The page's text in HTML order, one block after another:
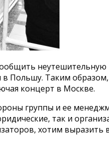
неутешительную
Польшу. Таким
концерт в Москве.
группы и ее
так и
хотим